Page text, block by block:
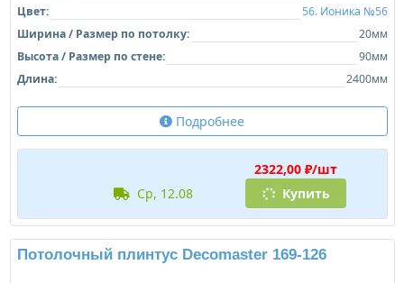
Цвет:
56. Ионика №56
Ширина / Размер по потолку:
20мм
Высота / Размер по стене:
90мм
Длина:
2400мм
Подробнее
2322,00 ₽/шт
ср, 12.08
Купить
Потолочный плинтус Decomaster 169-126